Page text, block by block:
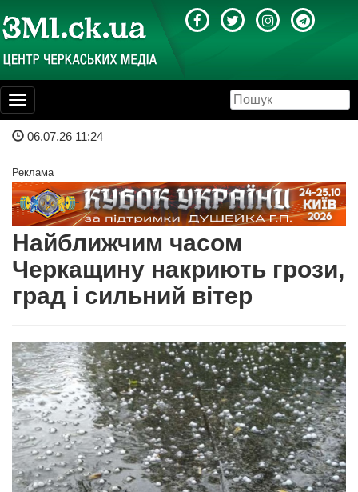
Toggle
navigation
06.07.26 11:24
Реклама
Найближчим часом
Черкащину накриють грози,
град і сильний вітер